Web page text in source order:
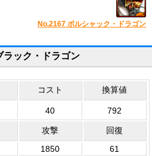
No.2167 ボルシャック・ドラゴン
ラック・ドラゴン
コスト 換算値
40 792
攻撃
回復
1850
61